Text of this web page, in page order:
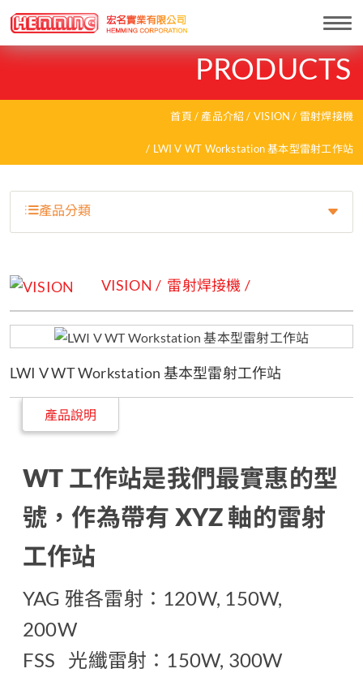
PRODUCTS
首頁 產品介紹 VISION 雷射焊接機
LWI V WT Workstation 基本型雷射工作站
產品分類
VISION 雷射焊接機
LWI V WT Workstation 基本型雷射工作站
產品說明
WT 工作站是我們最實惠的型
號，作為帶有 XYZ 軸的雷射
工作站
YAG 雅各雷射：120W, 150W,
200W
FSS 光纖雷射：150W, 300W